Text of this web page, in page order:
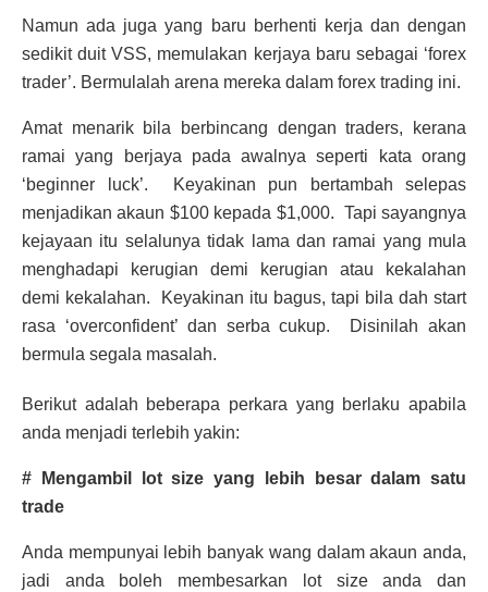
Namun ada juga yang baru berhenti kerja dan dengan
sedikit duit VSS, memulakan kerjaya baru sebagai ‘forex
trader’. Bermulalah arena mereka dalam forex trading ini.
Amat menarik bila berbincang dengan traders, kerana
ramai yang berjaya pada awalnya seperti kata orang
‘beginner luck’. Keyakinan pun bertambah selepas
menjadikan akaun $100 kepada $1,000. Tapi sayangnya
kejayaan itu selalunya tidak lama dan ramai yang mula
menghadapi kerugian demi kerugian atau kekalahan
demi kekalahan. Keyakinan itu bagus, tapi bila dah start
rasa ‘overconfident’ dan serba cukup. Disinilah akan
bermula segala masalah.
Berikut adalah beberapa perkara yang berlaku apabila
anda menjadi terlebih yakin:
# Mengambil lot size yang lebih besar dalam satu
trade
Anda mempunyai lebih banyak wang dalam akaun anda,
jadi anda boleh membesarkan lot size anda dan